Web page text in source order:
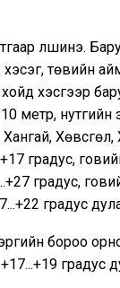
үүлшинэ.
хэсэг, төвийн
хэсгээр
метр, нутгийн
Хөвсгөл,
градус,
градус,
градус
бороо
градус